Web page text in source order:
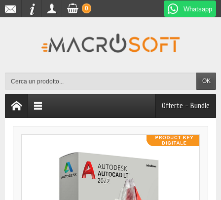
Whatsapp
OK
0
Offerte - Bundle